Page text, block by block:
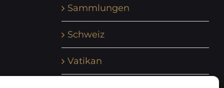
Sammlungen
Schweiz
Vatikan